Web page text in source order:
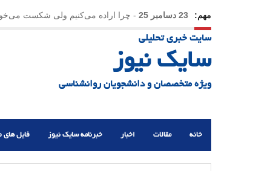
مهم: 23 دسامبر 25 - چرا اراده می‌کنیم ولی شکست
21 دسامبر 25
سایت خبری تحلیلی
سایک نیوز
ویژه متخصصان و دانشجویان روانشناسی
خانه مقالات اخبار خبرنامه سایک نیوز فایل های